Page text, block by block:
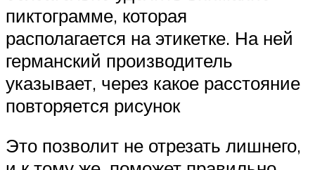
пиктограмме, которая
располагается на этикетке. На ней
германский производитель
указывает, через какое расстояние
повторяется рисунок
Это позволит не отрезать лишнего,